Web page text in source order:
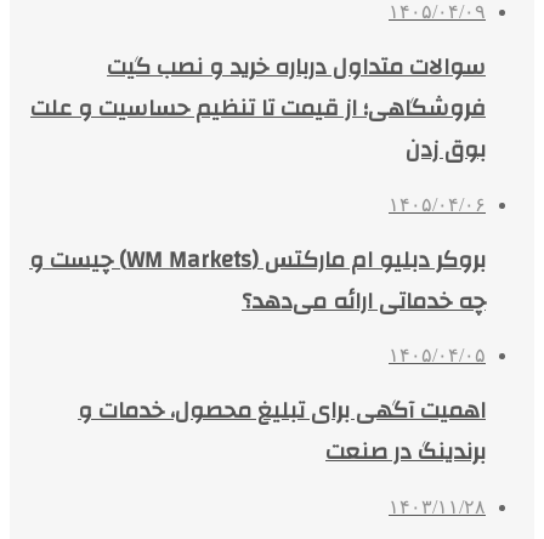
۱۴۰۵/۰۴/۰۹
سوالات متداول درباره خرید و نصب گیت
فروشگاهی؛ از قیمت تا تنظیم حساسیت و علت
بوق زدن
۱۴۰۵/۰۴/۰۶
بروکر دبلیو ام مارکتس (WM Markets) چیست و
چه خدماتی ارائه می‌دهد؟
۱۴۰۵/۰۴/۰۵
اهمیت آگهی برای تبلیغ محصول، خدمات و
برندینگ در صنعت
۱۴۰۳/۱۱/۲۸